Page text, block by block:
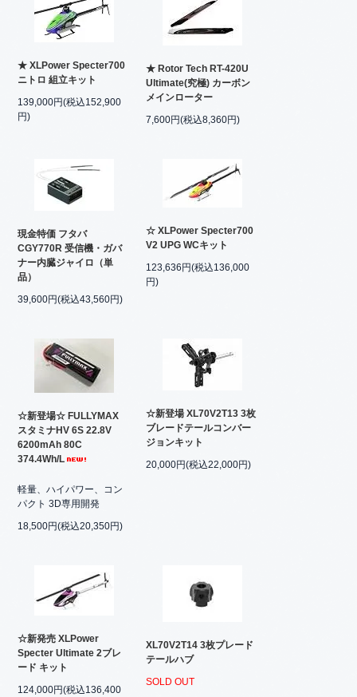
★ XLPower Specter700
ニトロ 組立キット
139,000円(税込152,900
円)
★ Rotor Tech RT-420U
Ultimate(究極) カーボン
メインローター
7,600円(税込8,360円)
現金特価 フタバ
CGY770R 受信機・ガバ
ナー内臓ジャイロ（単
品）
39,600円(税込43,560円)
☆ XLPower Specter700
V2 UPG WCキット
123,636円(税込136,000
円)
☆新登場☆ FULLYMAX
スタミナHV 6S 22.8V
6200mAh 80C
374.4Wh/L
軽量、ハイパワー、コン
パクト 3D専用開発
18,500円(税込20,350円)
☆新登場 XL70V2T13 3枚
ブレードテールコンバー
ジョンキット
20,000円(税込22,000円)
☆新発売 XLPower
Specter Ultimate 2ブレ
ード キット
124,000円(税込136,400
XL70V2T14 3枚プレード
テールハブ
SOLD OUT